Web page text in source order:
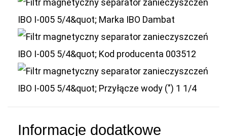
Informacje dodatkowe